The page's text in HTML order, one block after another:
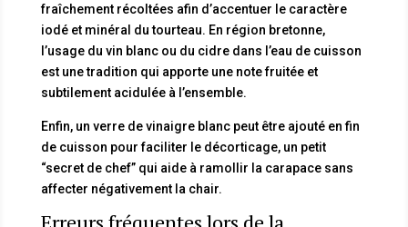
fraîchement récoltées afin d’accentuer le caractère
iodé et minéral du tourteau. En région bretonne,
l’usage du vin blanc ou du cidre dans l’eau de cuisson
est une tradition qui apporte une note fruitée et
subtilement acidulée à l’ensemble.
Enfin, un verre de vinaigre blanc peut être ajouté en fin
de cuisson pour faciliter le décorticage, un petit
“secret de chef” qui aide à ramollir la carapace sans
affecter négativement la chair.